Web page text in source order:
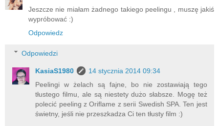
Jeszcze nie miałam żadnego takiego peelingu , muszę jakiś
wypróbować :)
Odpowiedz
Odpowiedzi
KasiaS1980
14 stycznia 2014 09:34
Peelingi w żelach są fajne, bo nie zostawiają tego
tłustego filmu, ale są niestety dużo słabsze. Mogę też
polecić peeling z Oriflame z serii Swedish SPA. Ten jest
świetny, jeśli nie przeszkadza Ci ten tłusty film :)